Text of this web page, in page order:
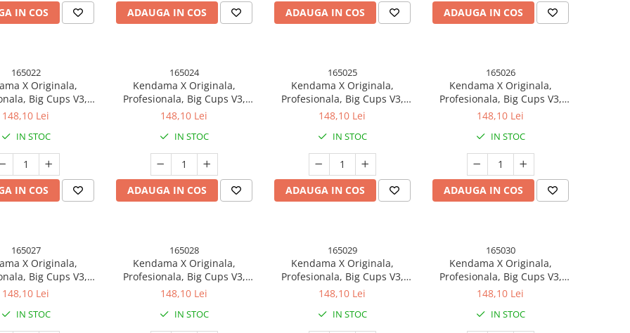
IN COS ADAUGA IN COS ADAUGA IN COS ADAUGA IN COS
165022
X Originala,
Big Cups V3,
Grip model 13
148,10 Lei
IN STOC
IN COS
165024
Kendama X Originala,
Profesionala, Big Cups V3,
Rubber Grip model 15
148,10 Lei
IN STOC
ADAUGA IN COS
165025
Kendama X Originala,
Profesionala, Big Cups V3,
Rubber Grip model 16
148,10 Lei
IN STOC
ADAUGA IN COS
165026
Kendama X Originala,
Profesionala, Big Cups V3,
Rubber Grip model 17
148,10 Lei
IN STOC
ADAUGA IN COS
165027
X Originala,
Big Cups V3,
Grip model 18
148,10 Lei
IN STOC
165028
Kendama X Originala,
Profesionala, Big Cups V3,
Rubber Grip model 19
148,10 Lei
IN STOC
165029
Kendama X Originala,
Profesionala, Big Cups V3,
Rubber Grip model 20
148,10 Lei
IN STOC
165030
Kendama X Originala,
Profesionala, Big Cups V3,
Rubber Grip model 21
148,10 Lei
IN STOC